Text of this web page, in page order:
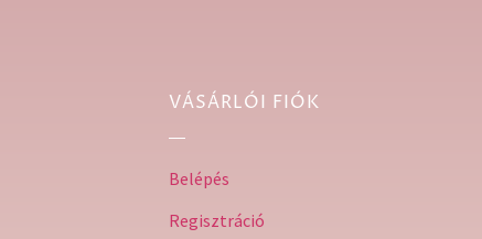
VÁSÁRLÓI FIÓK
Belépés
Regisztráció